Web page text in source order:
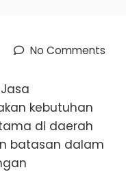
No Comments
kebutuhan
di daerah
batasan dalam